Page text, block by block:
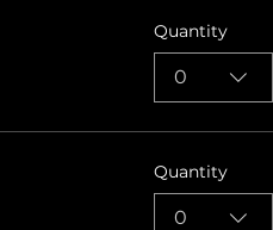
Quantity
0
Quantity
0